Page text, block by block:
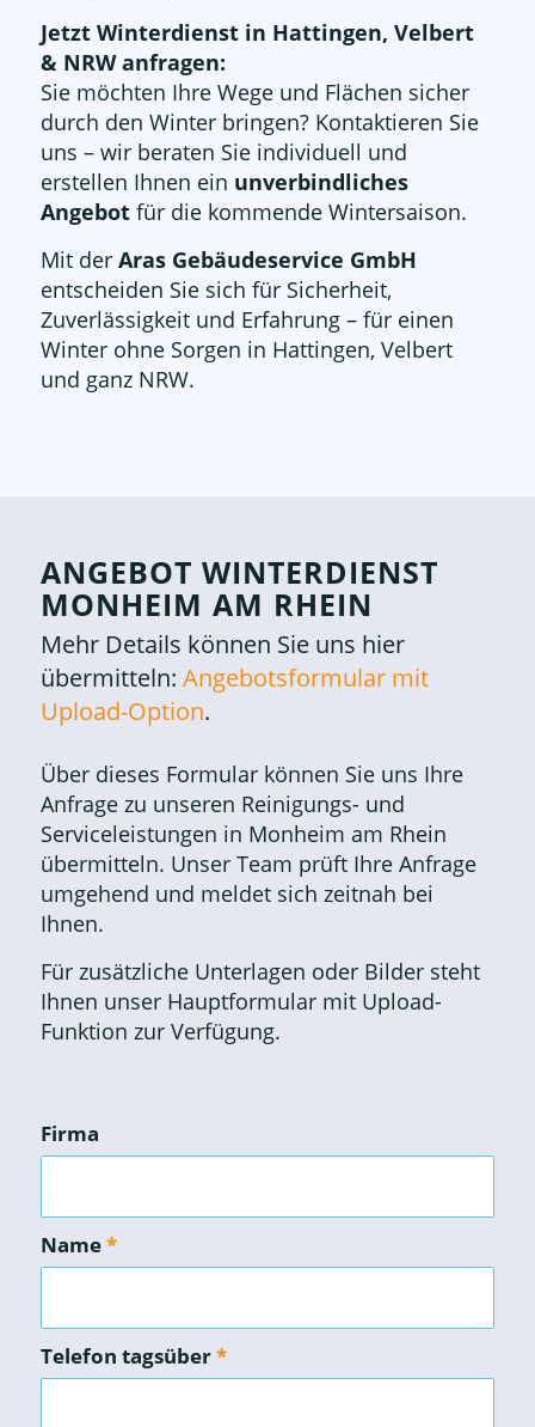
Jetzt Winterdienst in Hattingen, Velbert
& NRW anfragen:
Sie möchten Ihre Wege und Flächen sicher
durch den Winter bringen? Kontaktieren Sie
uns – wir beraten Sie individuell und
erstellen Ihnen ein unverbindliches
Angebotfür die kommende Wintersaison.
Mit der Aras Gebäudeservice GmbH
entscheiden Sie sich für Sicherheit,
Zuverlässigkeit und Erfahrung – für einen
Winter ohne Sorgen in Hattingen, Velbert
und ganz NRW.
ANGEBOT WINTERDIENST
MONHEIM AM RHEIN
Mehr Details können Sie uns hier
übermitteln: Angebotsformular mit
Upload-Option.
Über dieses Formular können Sie uns Ihre
Anfrage zu unseren Reinigungs- und
Serviceleistungen in Monheim am Rhein
übermitteln. Unser Team prüft Ihre Anfrage
umgehend und meldet sich zeitnah bei
Ihnen.
Für zusätzliche Unterlagen oder Bilder steht
Ihnen unser Hauptformular mit Upload-
Funktion zur Verfügung.
Firma
Name*
Telefon tagsüber*